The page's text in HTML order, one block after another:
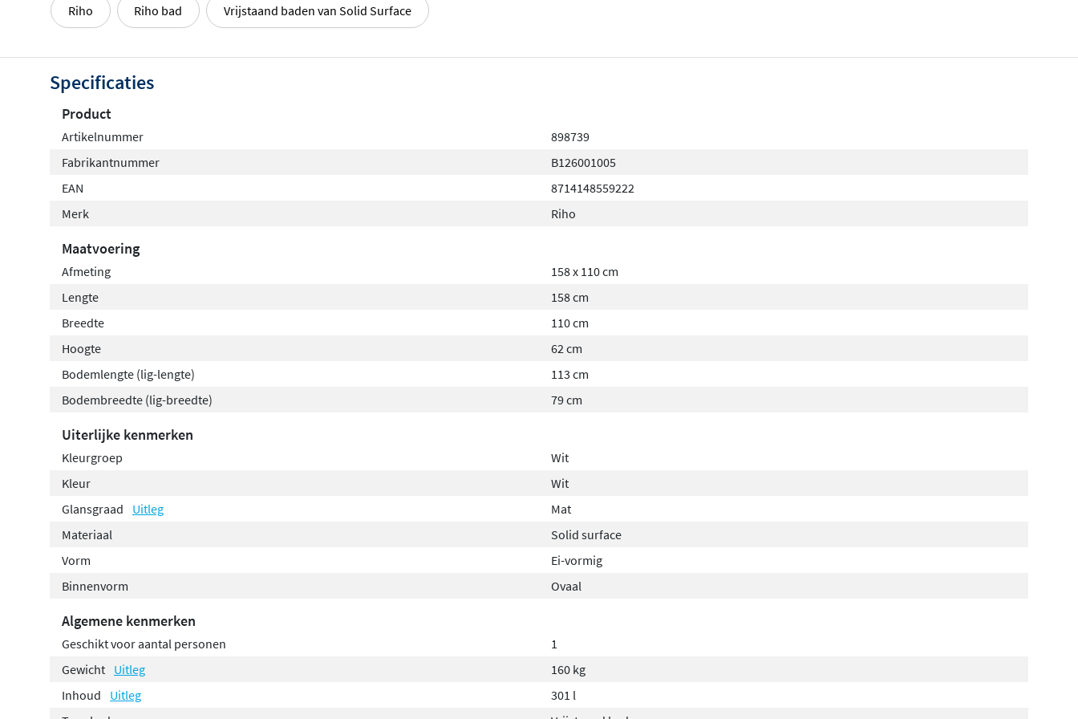
Riho Riho bad Vrijstaand baden van Solid Surface
Specificaties
Product
Artikelnummer
898739
Fabrikantnummer
B126001005
EAN
8714148559222
Merk
Riho
Maatvoering
Afmeting
158 x 110 cm
Lengte
158 cm
Breedte
110 cm
Hoogte
62 cm
Bodemlengte (lig-lengte)
113 cm
Bodembreedte (lig-breedte)
79 cm
Uiterlijke kenmerken
Kleurgroep
Wit
Kleur
Wit
Glansgraad
Uitleg
Mat
Materiaal
Solid surface
Vorm
Ei-vormig
Binnenvorm
Ovaal
Algemene kenmerken
Geschikt voor aantal personen
1
Gewicht Uitleg
160 kg
Inhoud
Uitleg
301 l